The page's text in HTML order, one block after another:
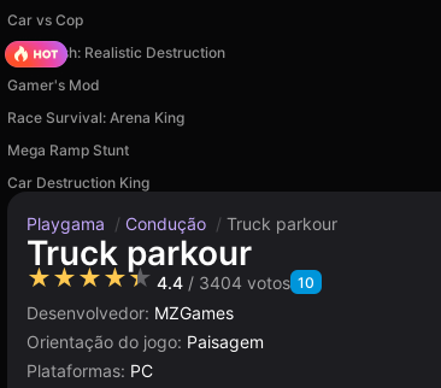
Car vs Cop
Car Crush: Realistic Destruction
Gamer's Mod
Race Survival: Arena King
Mega Ramp Stunt
Car Destruction King
Playgama / Condução / Truck parkour
Truck parkour
★★★★★ 4.4 / 3404 votos 10
Desenvolvedor: MZGames
Orientação do jogo: Paisagem
Plataformas: PC